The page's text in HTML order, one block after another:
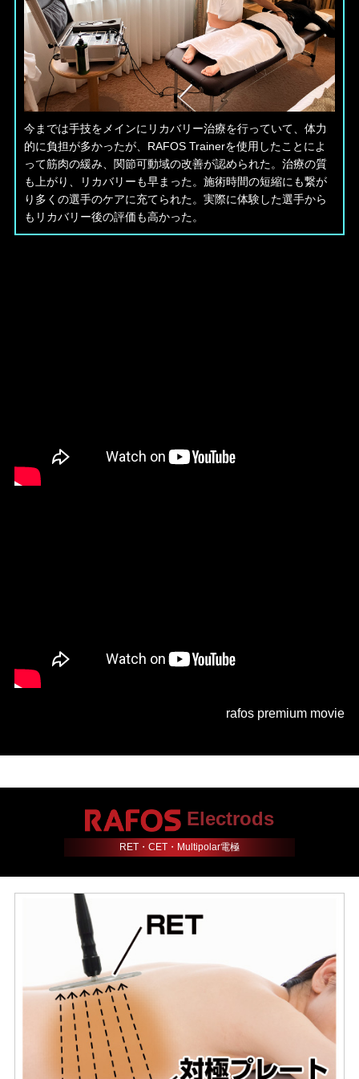
今までは手技をメインにリカバリー治療を行っていて、体力
的に負担が多かったが、RAFOS Trainerを使用したことによ
って筋肉の緩み、関節可動域の改善が認められた。治療の質
も上がり、リカバリーも早まった。施術時間の短縮にも繋が
り多くの選手のケアに充てられた。実際に体験した選手から
もリカバリー後の評価も高かった。
rafos premium movie
Electrods
RET・CET・Multipolar電極